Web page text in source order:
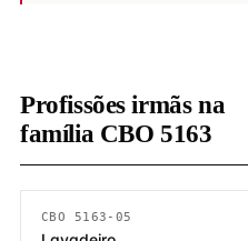
Profissões irmãs na
família CBO 5163
CBO 5163-05